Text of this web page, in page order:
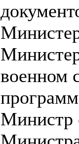
военном
Министр